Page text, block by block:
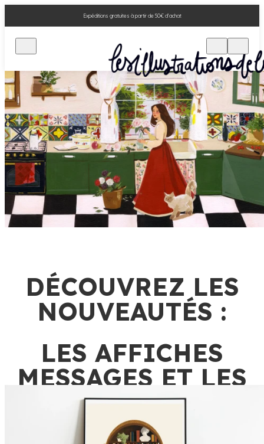
Expéditions gratuites à partir de 50€ d'achat
DÉCOUVREZ LES
NOUVEAUTÉS :
LES AFFICHES
MESSAGES ET LES
IMPRESSIONS
FINE ART